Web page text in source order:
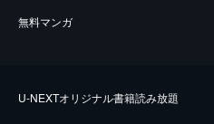
無料マンガ
U-NEXTオリジナル書籍読み放題